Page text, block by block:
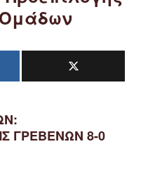
Ομάδων
ΓΡΕΒΕΝΩΝ 8-0